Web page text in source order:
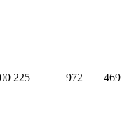
225 972 469